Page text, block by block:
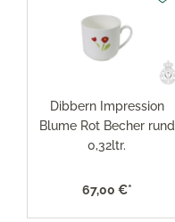
Dibbern Impression
Blume Rot Becher rund
0,32ltr.
67,00 €*